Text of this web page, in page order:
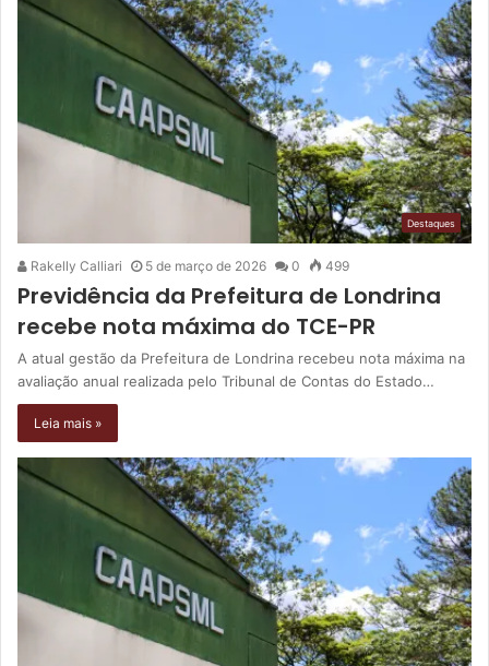
Destaques
Rakelly Calliari 5 de março de 2026 0 499
Previdência da Prefeitura de Londrina
recebe nota máxima do TCE-PR
A atual gestão da Prefeitura de Londrina recebeu nota máxima na
avaliação anual realizada pelo Tribunal de Contas do Estado…
Leia mais »